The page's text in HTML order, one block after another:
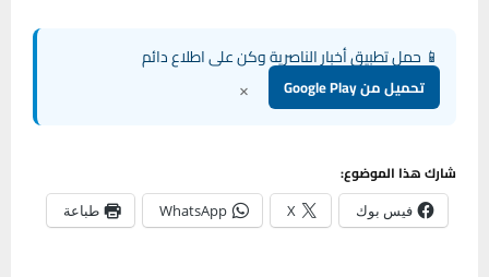
📱 حمل تطبيق أخبار الناصرية وكن على اطلاع دائم
تحميل من Google Play ×
شارك هذا الموضوع:
فيس بوك X
WhatsApp طباعة